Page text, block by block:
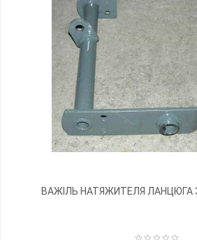
ВАЖІЛЬ НАТЯЖИТЕЛЯ ЛАНЦЮГА